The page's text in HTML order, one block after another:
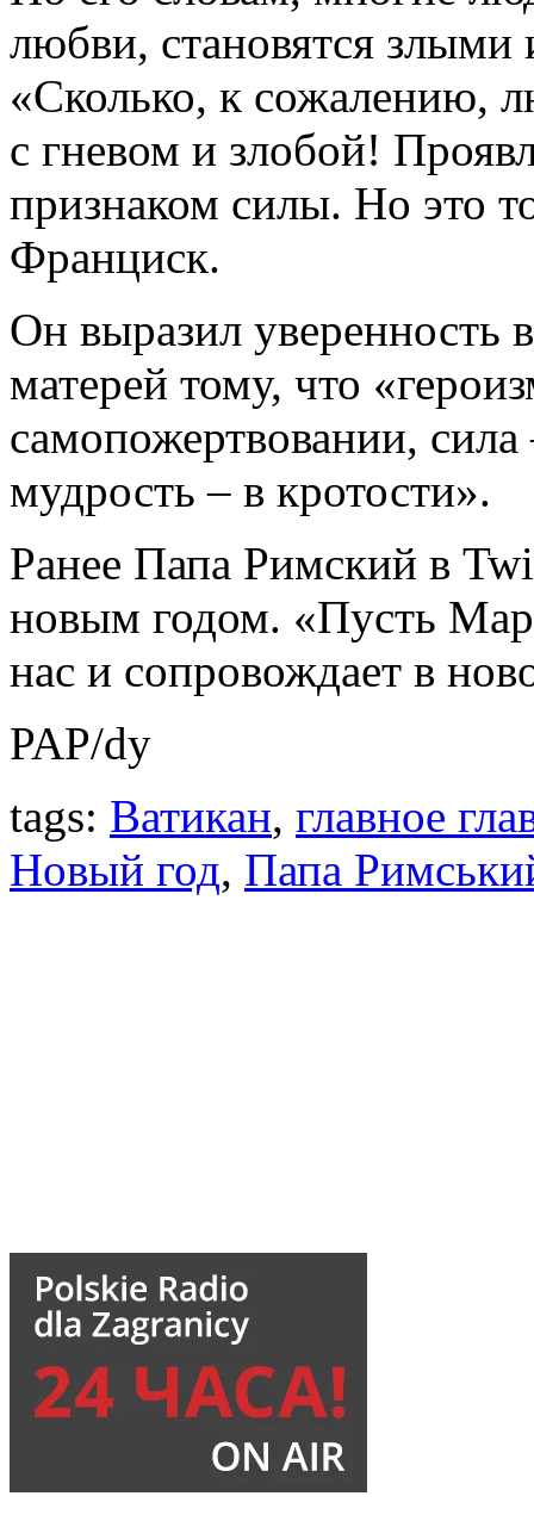
любви, становятся
«Сколько, к сожалению,
с гневом и злобой!
признаком силы. Но это
Франциск.
Он выразил уверенность
матерей тому, что
самопожертвовании,
мудрость – в кротости».
Ранее Папа Римский в
новым годом. «Пусть
нас и сопровождает в
PAP/dy
tags: Ватикан, главное
Новый год, Папа